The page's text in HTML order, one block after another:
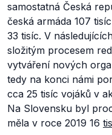
samostatná Česká
česká armáda 107
33 tisíc. V
složitým procesem
vytváření nových
tedy na konci námi
cca 25 tisíc vojáků v
Na Slovensku byl
měla v roce 2019 16